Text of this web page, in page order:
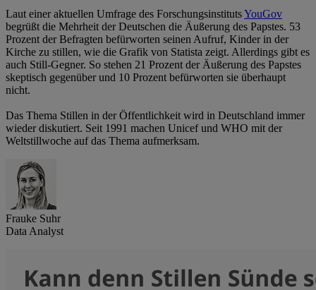
Laut einer aktuellen Umfrage des ForschungsinstitutsYouGov
begrüßt die Mehrheit der Deutschen die Äußerung des Papstes. 53
Prozent der Befragten befürworten seinen Aufruf, Kinder in der
Kirche zu stillen, wie die Grafik von Statista zeigt. Allerdings gibt es
auch Still-Gegner. So stehen 21 Prozent der Äußerung des Papstes
skeptisch gegenüber und 10 Prozent befürworten sie überhaupt
nicht.
Das Thema Stillen in der Öffentlichkeit wird in Deutschland immer
wieder diskutiert. Seit 1991 machen Unicef und WHO mit der
Weltstillwoche auf das Thema aufmerksam.
Frauke Suhr
Data Analyst